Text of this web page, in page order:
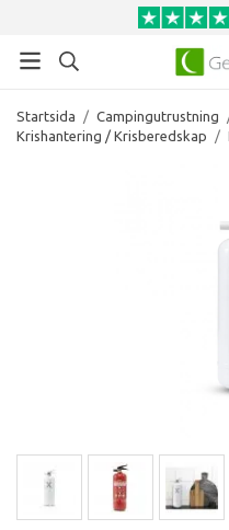
Startsida / Campingutrustning
Krishantering / Krisberedskap
/